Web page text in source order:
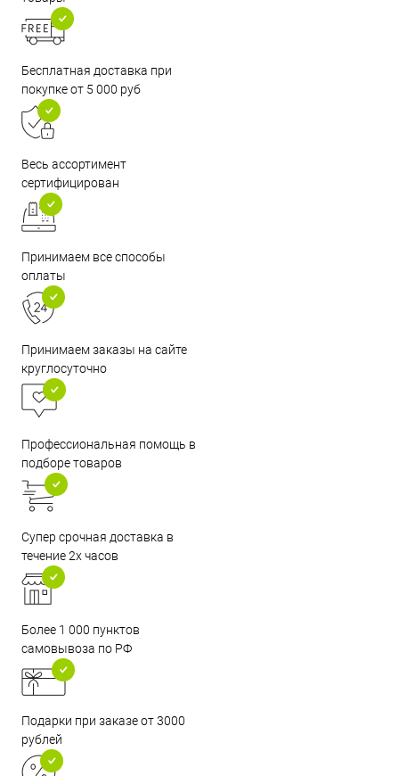
Бесплатная доставка при
покупке от 5 000 руб
Весь ассортимент
сертифицирован
Принимаем все способы
оплаты
Принимаем заказы на сайте
круглосуточно
Профессиональная помощь в
подборе товаров
Супер срочная доставка в
течение 2х часов
Более 1 000 пунктов
самовывоза по РФ
Подарки при заказе от 3000
рублей